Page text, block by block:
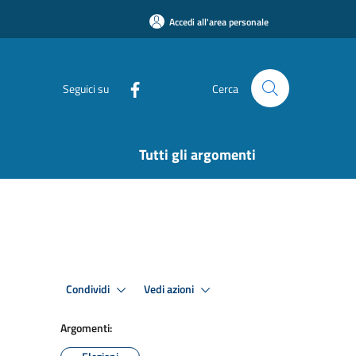
Accedi all'area personale
Seguici su Cerca
Tutti gli argomenti
Condividi Vedi azioni
Argomenti: